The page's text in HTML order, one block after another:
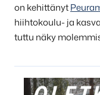
on kehittänyt
hiihtokoulu- ja
tuttu näky